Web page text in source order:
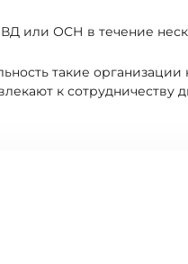
или ОСН в течение
такие
к